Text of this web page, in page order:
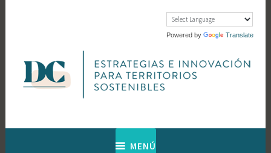
Powered by Translate
Diagnosis
MENÚ